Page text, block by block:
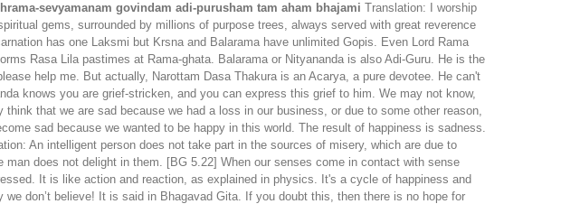
sevyamanam govindam adi-purusham tam aham bhajami Translation: I worship
gems, surrounded by millions of purpose trees, always served with great reverence
has one Laksmi but Krsna and Balarama have unlimited Gopis. Even Lord Rama
Rasa Lila pastimes at Rama-ghata. Balarama or Nityananda is also Adi-Guru. He is the
help me. But actually, Narottam Dasa Thakura is an Acarya, a pure devotee. He can't
knows you are grief-stricken, and you can express this grief to him. We may not know,
that we are sad because we had a loss in our business, or due to some other reason,
sad because we wanted to be happy in this world. The result of happiness is sadness.
An intelligent person does not take part in the sources of misery, which are due to
does not delight in them. [BG 5.22] When our senses come in contact with sense
It is like action and reaction, as explained in physics. It's a cycle of happiness and
don’t believe! It is said in Bhagavad Gita. If you doubt this, then there is no hope for